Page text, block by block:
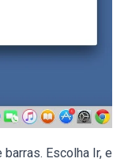
barras. Escolha Ir, e